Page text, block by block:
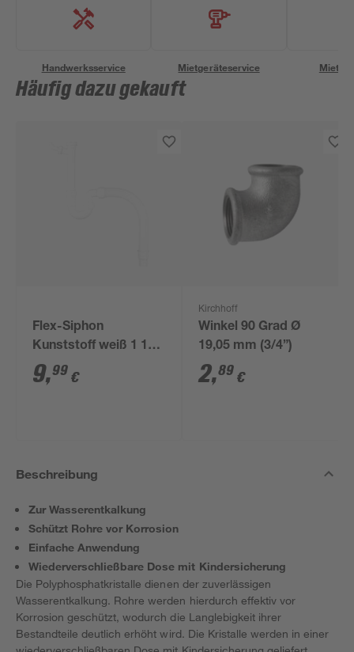
Handwerksservice Mietgeräteservice
Häufig dazu gekauft
Flex-Siphon
Kunststoff weiß 1 1/2'
x 40/50 mm
9,99 €
Kirchhoff
Winkel 90 Grad Ø
19,05 mm (3/4”)
2,89 €
Beschreibung
Zur Wasserentkalkung
Schützt Rohre vor Korrosion
Einfache Anwendung
Wiederverschließbare Dose mit Kindersicherung
Die Polyphosphatkristalle dienen der zuverlässigen
Wasserentkalkung. Rohre werden hierdurch effektiv vor
Korrosion geschützt, wodurch die Langlebigkeit ihrer
Bestandteile deutlich erhöht wird. Die Kristalle werden in einer